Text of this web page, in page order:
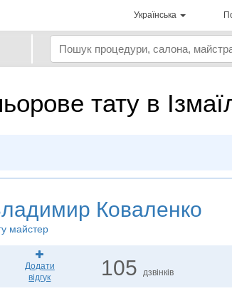
Українська
тату в
Коваленко
майстер
Додати
відгук
105 дзвінків